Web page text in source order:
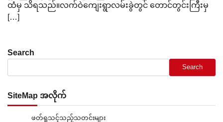
ထံမှ သိရသည်။လက်ဝဲကျေးရွာလမ်းခွဲတွင် တောင်တွင်းကြီးမှ
[…]
Search
Search
SiteMap အလိုက်
ဖတ်ရှုသင့်သည့်သတင်းများ